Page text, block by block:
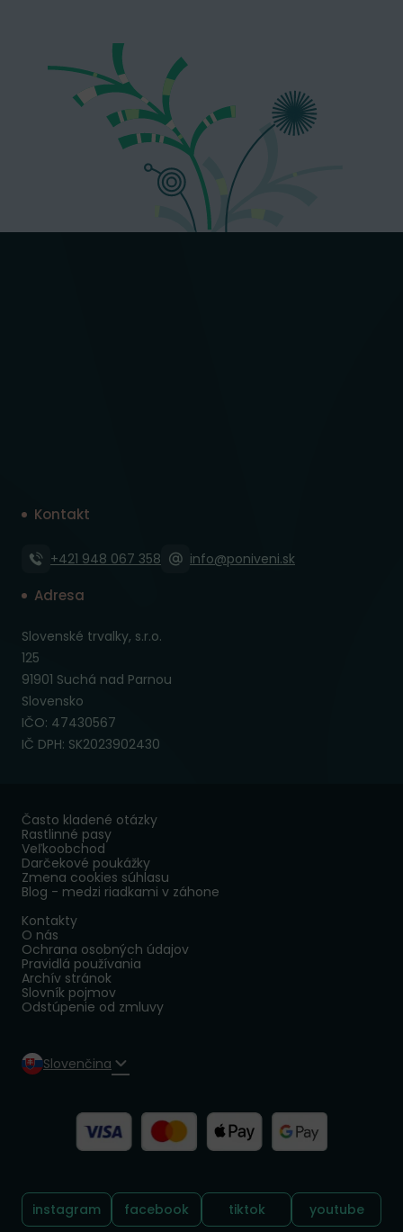
Kontakt
+421 948 067 358 info@poniveni.sk
Adresa
Slovenské trvalky, s.r.o.
125
91901 Suchá nad Parnou
Slovensko
IČO: 47430567
IČ DPH: SK2023902430
Často kladené otázky
Rastlinné pasy
Veľkoobchod
Darčekové poukážky
Zmena cookies súhlasu
Blog - medzi riadkami v záhone
Kontakty
O nás
Ochrana osobných údajov
Pravidlá používania
Archív stránok
Slovník pojmov
Odstúpenie od zmluvy
Slovenčina
Sledujte nás:
instagram facebook tiktok youtube